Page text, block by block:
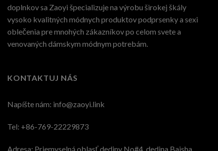
doplnkov sa Zaoyi špecializuje na výrobu širokej škály
vysoko kvalitných módnych produktov podprsenky a sexi
oblečenia pre mnohých zákazníkov po celom svete a
venovaných dámskym módnym potrebám.
KONTAKTUJ NÁS
Napíšte nám: info@zaoyi.link
Tel: +86-769-22229873
Adresa: Priemyselná oblasť dediny No#4, dedina Baisha,